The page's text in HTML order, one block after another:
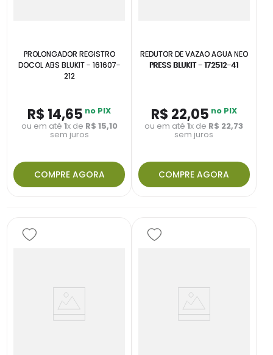
PROLONGADOR REGISTRO
DOCOL ABS BLUKIT - 161607-
212
R$ 14,65 no PIX
ou em até 1x de R$ 15,10
sem juros
COMPRE AGORA
REDUTOR DE VAZAO AGUA NEO
PRESS BLUKIT - 172512-41
R$ 22,05 no PIX
ou em até1x de R$ 22,73
sem juros
COMPRE AGORA